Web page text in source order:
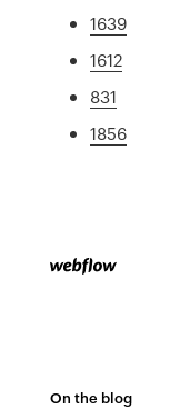
1639
1612
831
1856
On the blog